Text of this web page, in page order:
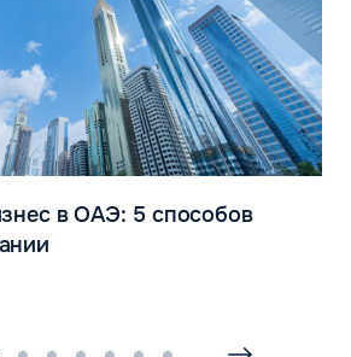
в ОАЭ: 5 cпособов